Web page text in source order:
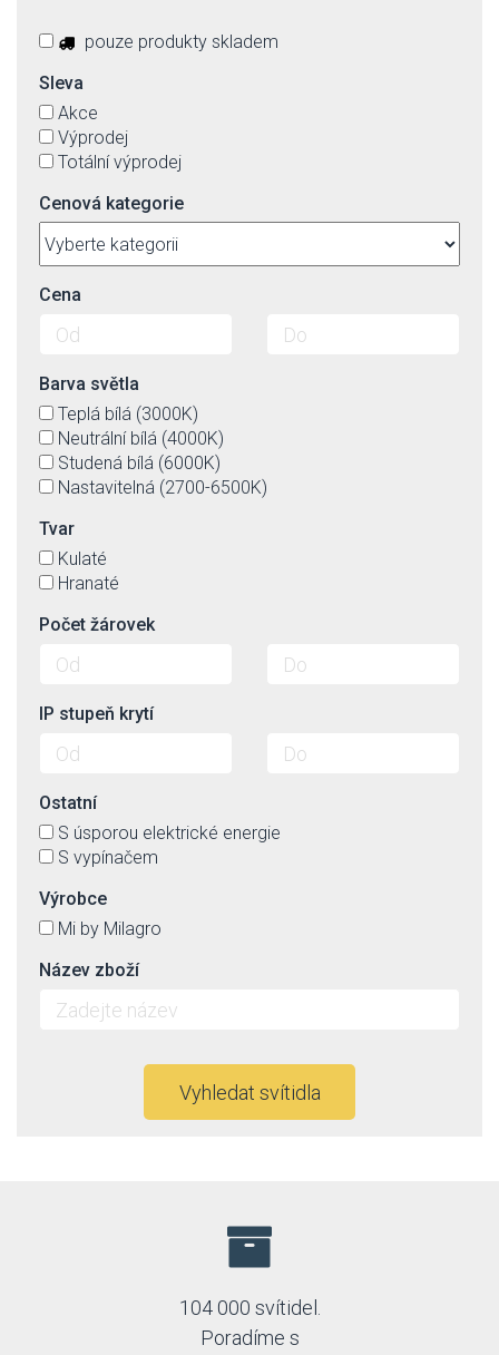
pouze produkty skladem
Sleva
Akce
Výprodej
Totální výprodej
Cenová kategorie
Cena
Barva světla
Teplá bílá (3000K)
Neutrální bílá (4000K)
Studená bílá (6000K)
Nastavitelná (2700-6500K)
Tvar
Kulaté
Hranaté
Počet žárovek
IP stupeň krytí
Ostatní
S úsporou elektrické energie
S vypínačem
Výrobce
Mi by Milagro
Název zboží
Vyhledat svítidla
104 000 svítidel.
Poradíme s